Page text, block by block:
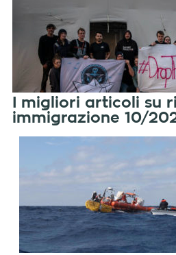
I migliori articoli su
immigrazione 10/